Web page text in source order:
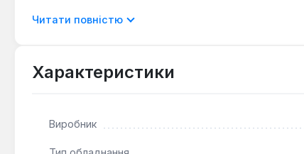
коефіцієнта корисної дії до 92%.
використання виключно води в системі опалення,
регулюючу систему для підтримки оптимальної
Читати повністю
Характеристики
Виробник